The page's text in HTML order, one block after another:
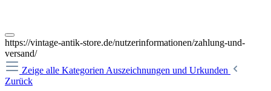
https://vintage-antik-store.de/nutzerinformationen/zahlung-und-
versand/
Zeige alle Kategorien Auszeichnungen und Urkunden
Zurück